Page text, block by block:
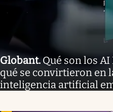
Globant.Qué son los
qué se convirtieron en
inteligencia artificial